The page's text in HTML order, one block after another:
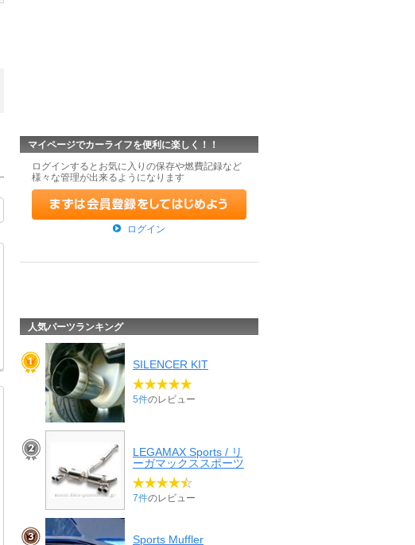
マイページでカーライフを便利に楽しく！！
ログインするとお気に入りの保存や燃費記録など
様々な管理が出来るようになります
ログイン
人気パーツランキング
SILENCER KIT
5件のレビュー
LEGAMAX Sports / リ
ーガマックススポーツ
7件のレビュー
Sports Muffler